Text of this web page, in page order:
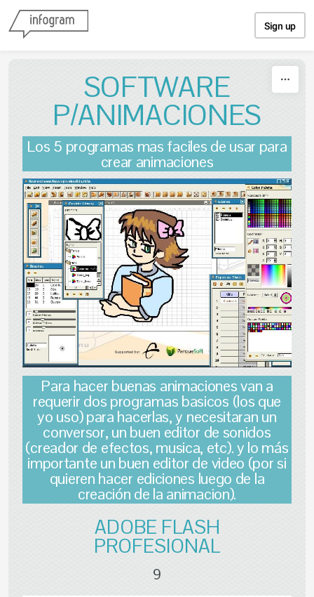
Sign up
SOFTWARE
P/ANIMACIONES
Los 5 programas mas faciles de usar para
crear animaciones
Para hacer buenas animaciones van a
requerir dos programas basicos (los que
yo uso) para hacerlas, y necesitaran un
conversor, un buen editor de sonidos
(creador de efectos, musica, etc). y lo más
importante un buen editor de video (por si
quieren hacer ediciones luego de la
creación de la animacion).
ADOBE FLASH
PROFESIONAL
9